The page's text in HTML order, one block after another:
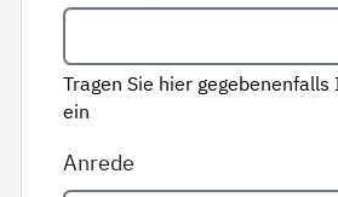
Tragen Sie hier
ein
Anrede